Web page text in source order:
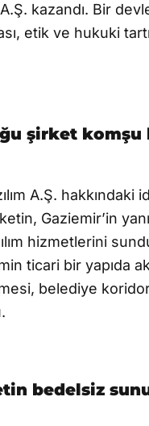
kazandı. Bir
etik ve hukuki
şirket komşu
A.Ş. hakkındaki
Gaziemir’in
hizmetlerini
ticari bir yapıda
belediye
bedelsiz